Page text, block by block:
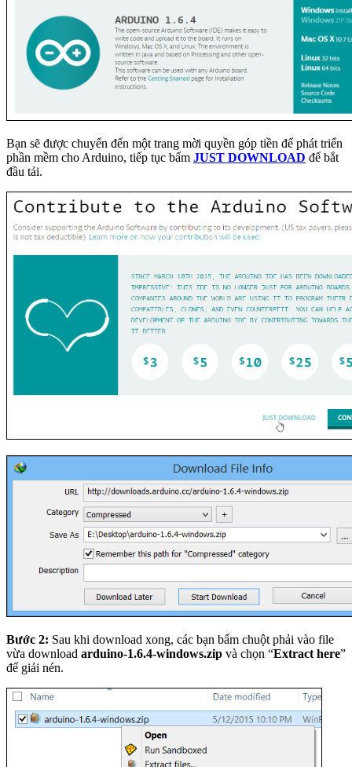
Bạn sẽ được chuyển đến một trang mời quyền góp tiền để phát triển
phần mềm cho Arduino, tiếp tục bấm JUST DOWNLOAD để bắt
đầu tải.
Bước 2: Sau khi download xong, các bạn bấm chuột phải vào file
vừa download arduino-1.6.4-windows.zip và chọn “Extract here”
để giải nén.